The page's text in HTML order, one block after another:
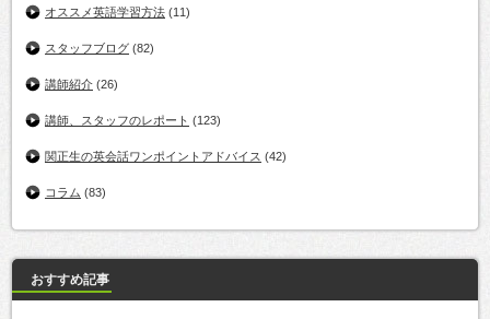
オススメ英語学習方法 (11)
スタッフブログ (82)
講師紹介 (26)
講師、スタッフのレポート (123)
関正生の英会話ワンポイントアドバイス (42)
コラム (83)
おすすめ記事